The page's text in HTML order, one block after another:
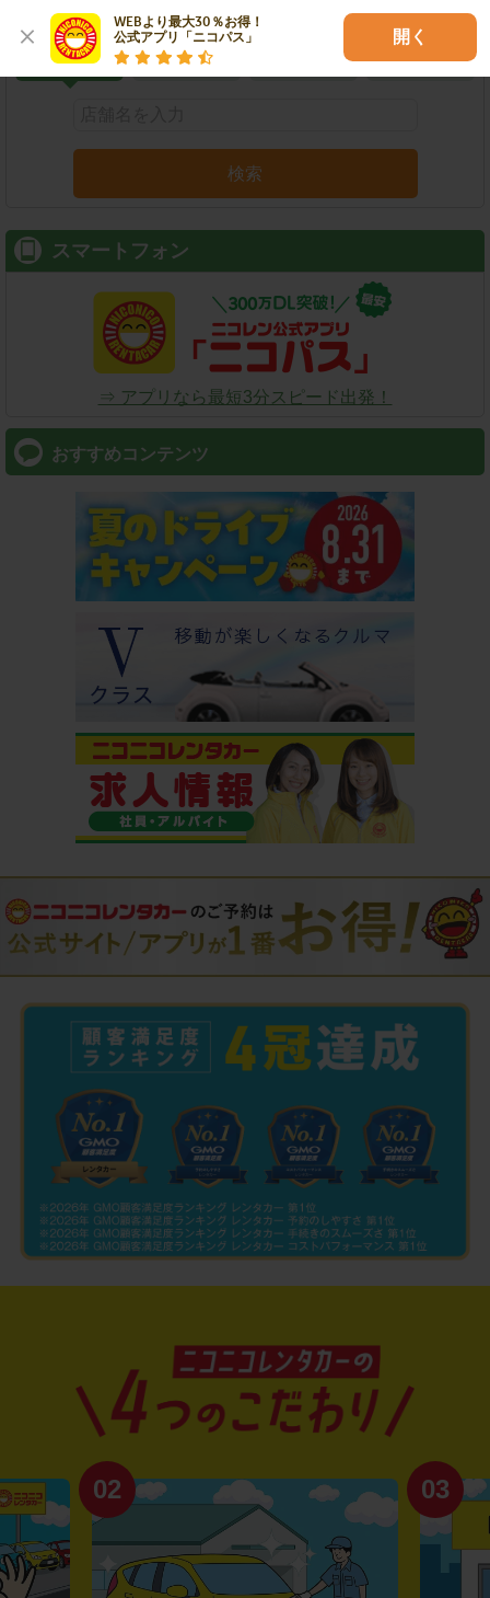
WEBより最大30％お得！
公式アプリ「ニコパス」
開く
店舗名 駅名 空港名
検索
スマートフォン
⇒ アプリなら最短3分スピード出発！
おすすめコンテンツ
02 03